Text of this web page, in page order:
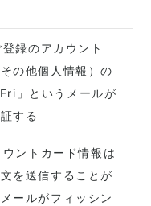
録のアカウント
の他個人情報）の
」というメールが
する
ントカード情報は
を送信することが
ールがフィッシン